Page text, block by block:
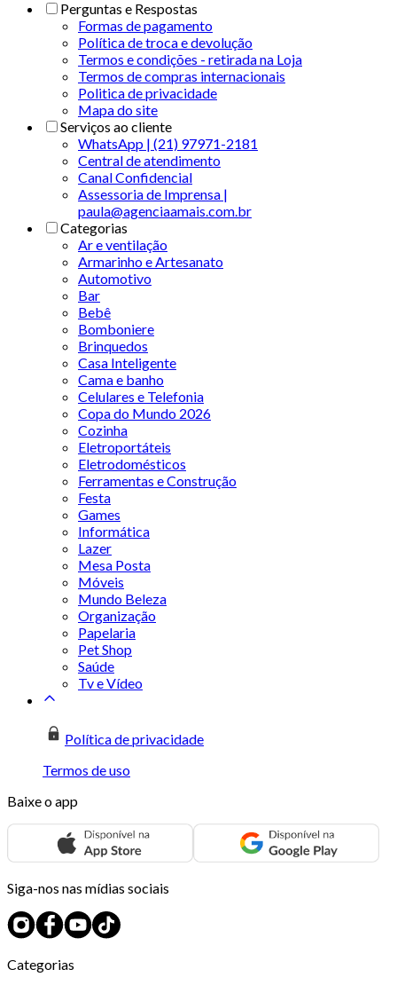
Perguntas e Respostas
Formas de pagamento
Política de troca e devolução
Termos e condições - retirada na Loja
Termos de compras internacionais
Politica de privacidade
Mapa do site
Serviços ao cliente
WhatsApp | (21) 97971-2181
Central de atendimento
Canal Confidencial
Assessoria de Imprensa |
paula@agenciaamais.com.br
Categorias
Ar e ventilação
Armarinho e Artesanato
Automotivo
Bar
Bebê
Bomboniere
Brinquedos
Casa Inteligente
Cama e banho
Celulares e Telefonia
Copa do Mundo 2026
Cozinha
Eletroportáteis
Eletrodomésticos
Ferramentas e Construção
Festa
Games
Informática
Lazer
Mesa Posta
Móveis
Mundo Beleza
Organização
Papelaria
Pet Shop
Saúde
Tv e Vídeo
Política de privacidade
Termos de uso
Baixe o app
Siga-nos nas mídias sociais
Categorias